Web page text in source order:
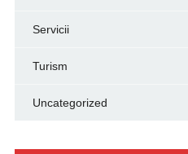
Servicii
Turism
Uncategorized